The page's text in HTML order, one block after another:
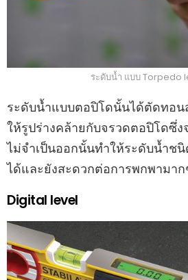
ระดับน้ำ แบบ Torpedo
ระดับน้ำแบบตอปิโดนั้นได้ตัดทอน
ให้รูปร่างคล้ายกับจรวดตอปิโดซึ่
ไม่จำเป็นออกนั้นทำให้ระดับน้ำช
ได้และยังสะดวกต่อการพกพามาก
Digital level